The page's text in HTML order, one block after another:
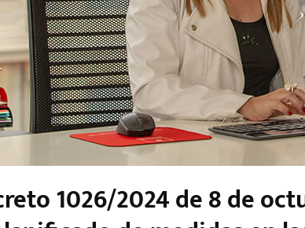
1026/2024 de 8 de